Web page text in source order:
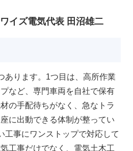
イズ電気代表 田沼雄二
あります。1つ目は、高所作業
など、専門車両を自社で保有
の手配待ちがなく、急なトラ
に出動できる体制が整ってい
工事にワンストップで対応して
工事だけでなく、電気土木工